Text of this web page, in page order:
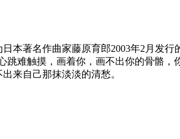
本著名作曲家藤原育郎2003年2月发
跳难触摸，画着你，画不出你的骨骼
来自己那抹淡淡的清愁。